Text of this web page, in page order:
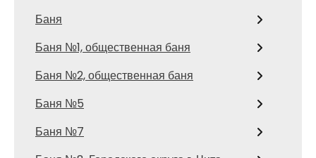
Баня
Баня №1, общественная баня
Баня №2, общественная баня
Баня №5
Баня №7